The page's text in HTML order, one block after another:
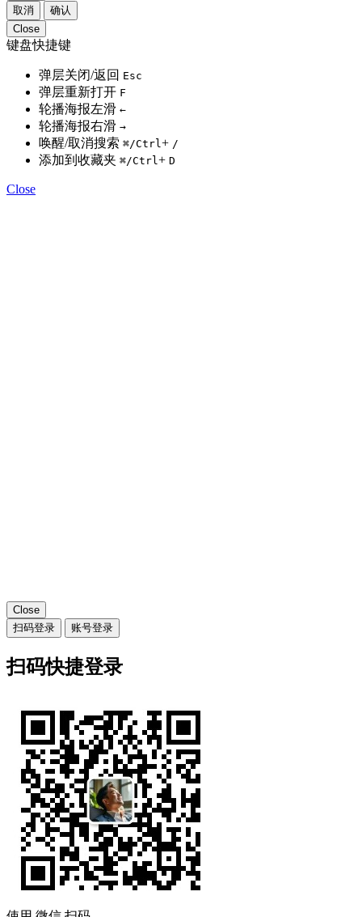
取消
确认
Close
键盘快捷键
弹层关闭/返回 Esc
弹层重新打开 F
轮播海报左滑 ←
轮播海报右滑 →
唤醒/取消搜索 ⌘/Ctrl+ /
添加到收藏夹 ⌘/Ctrl+ D
Close
Close
扫码登录
账号登录
扫码快捷登录